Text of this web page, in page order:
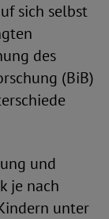
sich selbst
des
(BiB)
und
je nach
unter